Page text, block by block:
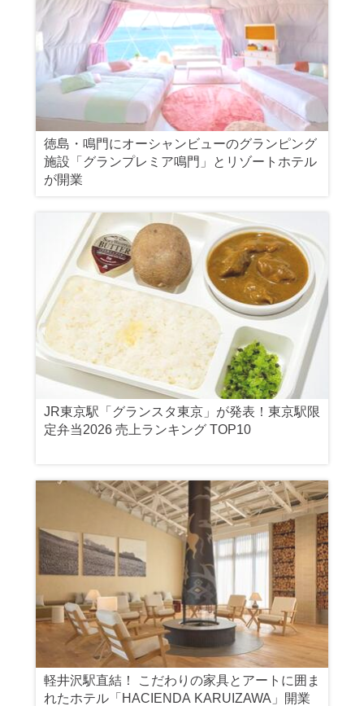
徳島・鳴門にオーシャンビューのグランピング
施設「グランプレミア鳴門」とリゾートホテル
が開業
JR東京駅「グランスタ東京」が発表！東京駅限
定弁当2026 売上ランキング TOP10
軽井沢駅直結！ こだわりの家具とアートに囲ま
れたホテル「HACIENDA KARUIZAWA」開業